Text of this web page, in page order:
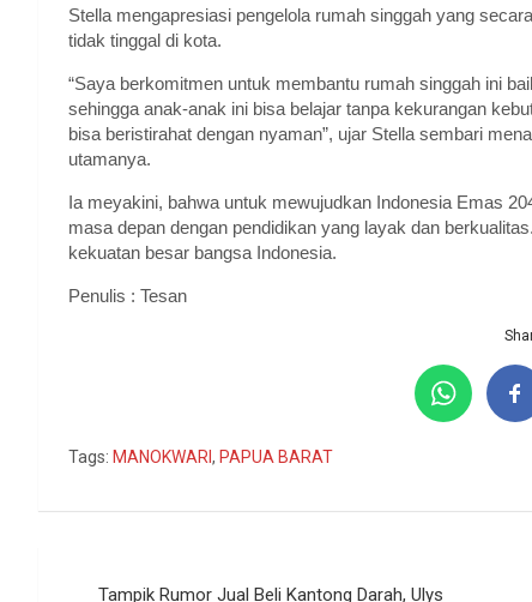
Stella mengapresiasi pengelola rumah singgah yang
tidak tinggal di kota.
“Saya berkomitmen untuk membantu rumah singgah ini
sehingga anak-anak ini bisa belajar tanpa kekurangan
bisa beristirahat dengan nyaman”, ujar Stella sembari
utamanya.
Ia meyakini, bahwa untuk mewujudkan Indonesia Emas
masa depan dengan pendidikan yang layak dan
kekuatan besar bangsa Indonesia.
Penulis : Tesan
Tags: MANOKWARI, PAPUA BARAT
Tampik Rumor Jual Beli Kantong Darah, Ulys